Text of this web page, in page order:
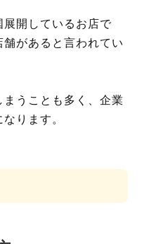
開しているお店で
があると言われてい
うことも多く、企業
ります。